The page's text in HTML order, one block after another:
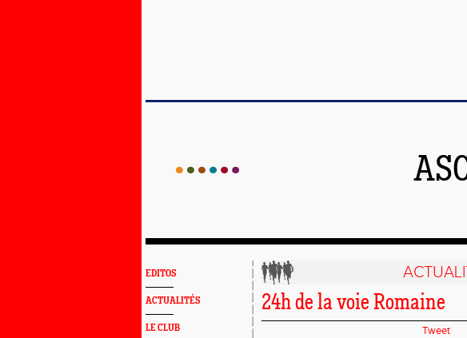
EDITOS
ACTUALITÉS
LE CLUB
24h de la voie Romaine
Tweet